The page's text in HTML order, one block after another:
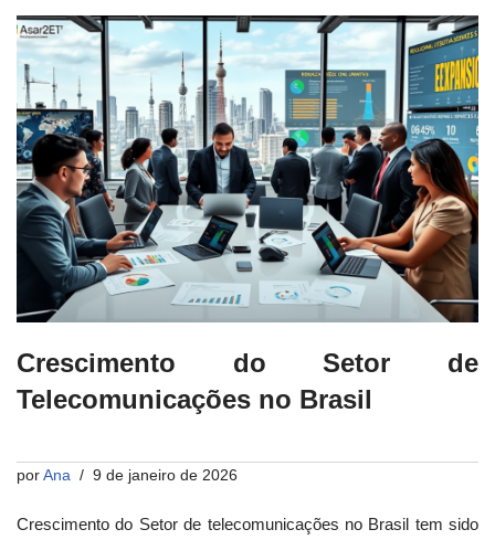
Crescimento do Setor de
Telecomunicações no Brasil
por Ana 9 de janeiro de 2026
Crescimento do Setor de telecomunicações no Brasil tem sido